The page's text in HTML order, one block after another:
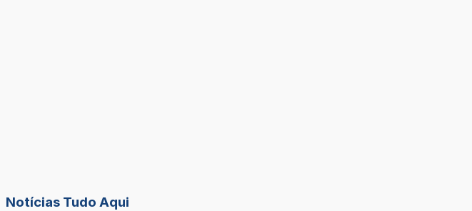
Notícias Tudo Aqui